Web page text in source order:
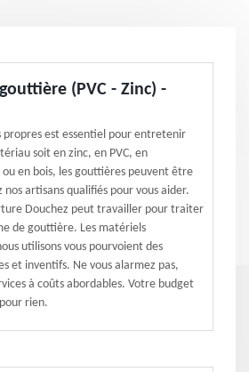
(PVC - Zinc) -
propres est essentiel pour entretenir
soit en zinc, en PVC, en
en bois, les gouttières peuvent être
artisans qualifiés pour vous aider.
Douchez peut travailler pour traiter
de gouttière. Les matériels
utilisons vous pourvoient des
et inventifs. Ne vous alarmez pas,
à coûts abordables. Votre budget
rien.